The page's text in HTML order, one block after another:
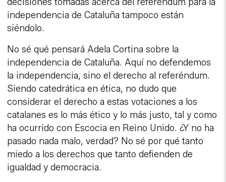
independencia de Cataluña tampoco están
siéndolo.
No sé qué pensará Adela Cortina sobre la
independencia de Cataluña. Aquí no defendemos
la independencia, sino el derecho al referéndum.
Siendo catedrática en ética, no dudo que
considerar el derecho a estas votaciones a los
catalanes es lo más ético y lo más justo, tal y como
ha ocurrido con Escocia en Reino Unido. ¿Y no ha
pasado nada malo, verdad? No sé por qué tanto
miedo a los derechos que tanto defienden de
igualdad y democracia.